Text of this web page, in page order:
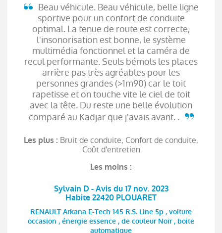
Beau véhicule. Beau véhicule, belle ligne
sportive pour un confort de conduite
optimal. La tenue de route est correcte,
l'insonorisation est bonne, le système
multimédia fonctionnel et la caméra de
recul performante. Seuls bémols les places
arrière pas très agréables pour les
personnes grandes (>1m90) car le toit
rapetisse et on touche vite le ciel de toit
avec la tête. Du reste une belle évolution
comparé au Kadjar que j'avais avant. .
Les plus : Bruit de conduite, Confort de conduite,
Coût d'entretien
Les moins :
Sylvain D - Avis du 17 nov. 2023
Habite 22420 PLOUARET
RENAULT Arkana E-Tech 145 R.S. Line 5p , voiture
occasion , énergie essence , de couleur Noir , boite
automatique